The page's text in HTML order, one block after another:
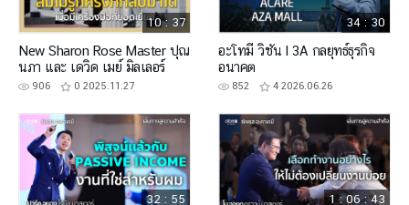
New Sharon Rose Master ปุณ
นภา และ เดวิด เมย์ มิลเลอร์
906 0 2025.11.27
10 : 37
อะโทมี่ วิชั่น l 3A กลยุทธ์ธุรกิจ
อนาคต
852 4 2026.06.26
34 : 30
32 : 55 1 : 06 : 43